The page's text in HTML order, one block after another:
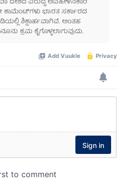
ಕಾಮೆಂಟ್‌ಗಳು ಭಾರತ ಸರ್ಕಾರದ
ಶಿಕ್ಷಾರ್ಹವಾಗಿವೆ. ಅಂತಹ
ಕ್ರಮ ಕೈಗೊಳ್ಳಲಾಗುವುದು.